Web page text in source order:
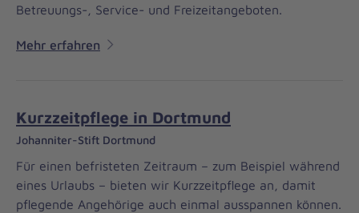
Betreuungs-, Service- und Freizeitangeboten.
Mehr erfahren
Kurzzeitpflege in Dortmund
Johanniter-Stift Dortmund
Für einen befristeten Zeitraum – zum Beispiel während
eines Urlaubs – bieten wir Kurzzeitpflege an, damit
pflegende Angehörige auch einmal ausspannen können.